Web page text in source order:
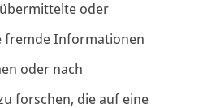
oder
fremde Informationen
oder nach
forschen, die auf eine